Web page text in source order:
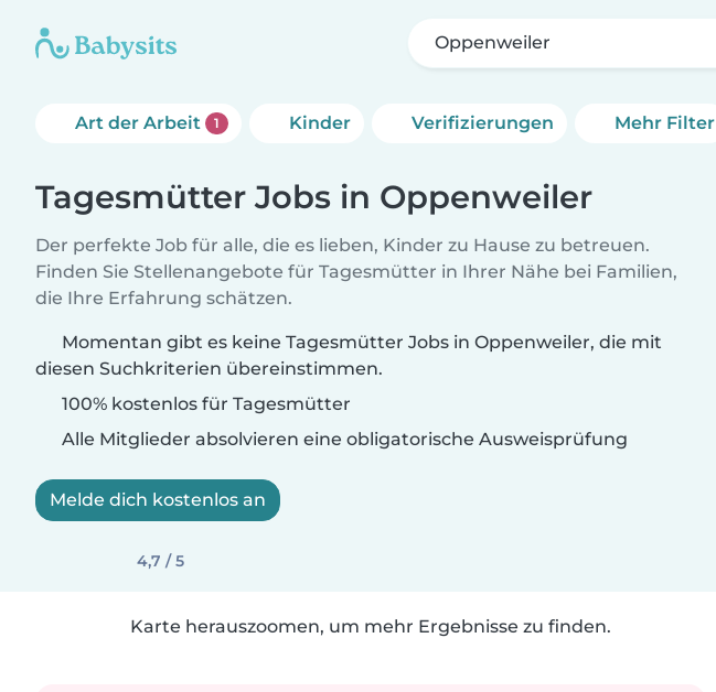
Oppenweiler
Art der Arbeit 1 Kinder Verifizierungen Mehr Filter
Tagesmütter Jobs in Oppenweiler
Der perfekte Job für alle, die es lieben, Kinder zu Hause zu betreuen.
Finden Sie Stellenangebote für Tagesmütter in Ihrer Nähe bei Familien,
die Ihre Erfahrung schätzen.
Momentan gibt es keine Tagesmütter Jobs in Oppenweiler, die mit
diesen Suchkriterien übereinstimmen.
100% kostenlos für Tagesmütter
Alle Mitglieder absolvieren eine obligatorische Ausweisprüfung
Melde dich kostenlos an
4,7 / 5
Karte herauszoomen, um mehr Ergebnisse zu finden.